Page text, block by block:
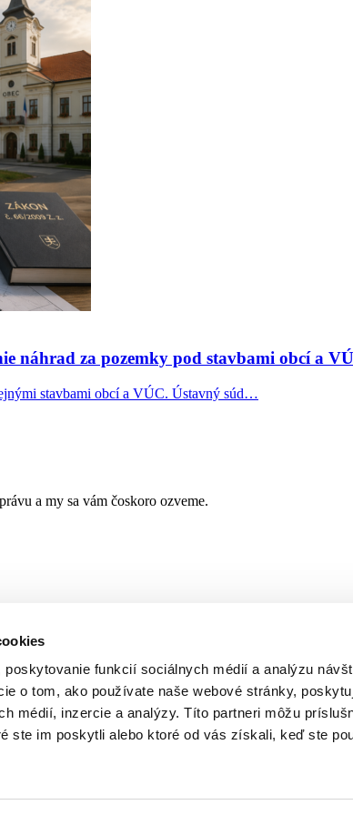
poskytovanie funkcií sociálnych médií a analýzu
o tom, ako používate naše webové stránky,
médií, inzercie a analýzy. Títo partneri môžu
ste im poskytli alebo ktoré od vás získali, keď ste
náhrad za pozemky pod stavbami obcí a
stavbami obcí a VÚC. Ústavný súd…
a my sa vám čoskoro ozveme.
Kalkulačka hodnoty firmy